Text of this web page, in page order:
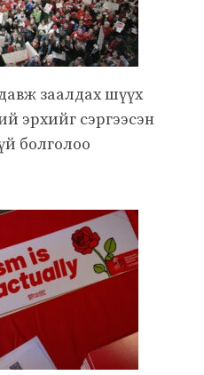
заалдах шүүх
эрхийг сэргээсэн
болголоо